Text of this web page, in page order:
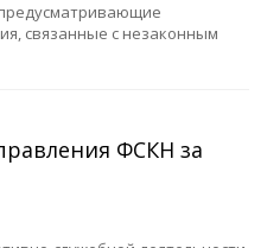
связанные с незаконным
ФСКН за